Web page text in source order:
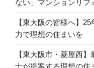
ない」マンションリフ
【東大阪の皆様へ】
力で理想の住まいを
【東大阪市・菱屋西
士が提案する理想の住